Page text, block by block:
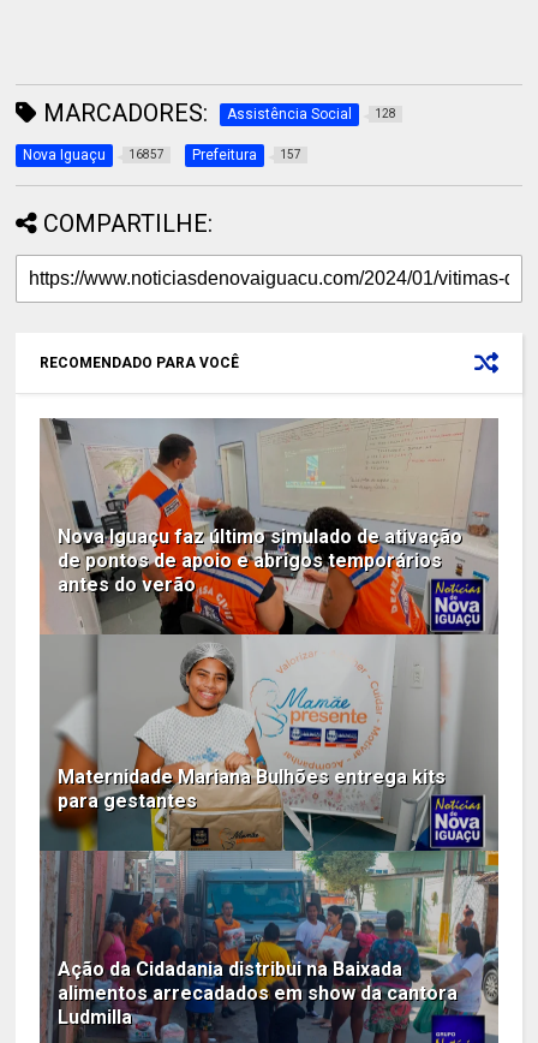
MARCADORES: Assistência Social 128
Nova Iguaçu 16857 Prefeitura 157
COMPARTILHE:
RECOMENDADO PARA VOCÊ
Nova Iguaçu faz último simulado de ativação
de pontos de apoio e abrigos temporários
antes do verão
Maternidade Mariana Bulhões entrega kits
para gestantes
Ação da Cidadania distribui na Baixada
alimentos arrecadados em show da cantora
Ludmilla